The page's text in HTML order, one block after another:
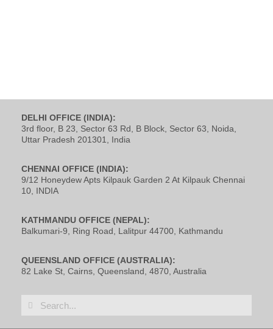
DELHI OFFICE (INDIA):
3rd floor, B 23, Sector 63 Rd, B Block, Sector 63, Noida,
Uttar Pradesh 201301, India
CHENNAI OFFICE (INDIA):
9/12 Honeydew Apts Kilpauk Garden 2 At Kilpauk Chennai
10, INDIA
KATHMANDU OFFICE (NEPAL):
Balkumari-9, Ring Road, Lalitpur 44700, Kathmandu
QUEENSLAND OFFICE (AUSTRALIA):
82 Lake St, Cairns, Queensland, 4870, Australia